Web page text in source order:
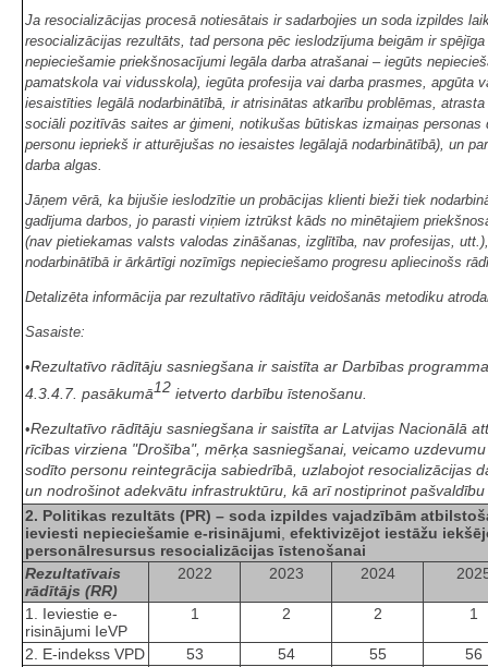
Ja resocializācijas procesā notiesātais ir sadarbojies un soda izpildes
resocializācijas rezultāts, tad persona pēc ieslodzījuma beigām ir
nepieciešamie priekšnosacījumi legāla darba atrašanai – iegūts
pamatskola vai vidusskola), iegūta profesija vai darba prasmes, apgūta
iesaistīties legālā nodarbinātībā, ir atrisinātas atkarību problēmas,
sociāli pozitīvās saites ar ģimeni, notikušas būtiskas izmaiņas
personu iepriekš ir atturējušas no iesaistes legālajā nodarbinātībā), un
darba algas.
Jāņem vērā, ka bijušie ieslodzītie un probācijas klienti bieži tiek
gadījuma darbos, jo parasti viņiem iztrūkst kāds no minētajiem
(nav pietiekamas valsts valodas zināšanas, izglītība, nav profesijas,
nodarbinātībā ir ārkārtīgi nozīmīgs nepieciešamo progresu apliecinošs
Detalizēta informācija par rezultatīvo rādītāju veidošanās metodiku
Sasaiste:
•Rezultatīvo rādītāju sasniegšana ir saistīta ar Darbības
4.3.4.7. pasākumā12 ietverto darbību īstenošanu.
•Rezultatīvo rādītāju sasniegšana ir saistīta ar Latvijas Nacionālā
rīcības virziena "Drošība", mērķa sasniegšanai, veicamo
sodīto personu reintegrācija sabiedrībā, uzlabojot resocializācijas
un nodrošinot adekvātu infrastruktūru, kā arī nostiprinot
2. Politikas rezultāts (PR) – soda izpildes vajadzībām
ieviesti nepieciešamie e-risinājumi, efektivizējot iestāžu
personālresursus resocializācijas īstenošanai
Rezultatīvais
rādītājs (RR)
2022 2023 2024
1. Ieviestie e-
risinājumi IeVP
1 2 2 1
2. E-indekss VPD 53 54 55
56